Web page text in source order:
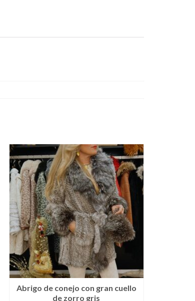
Abrigo de conejo con gran cuello
de zorro gris